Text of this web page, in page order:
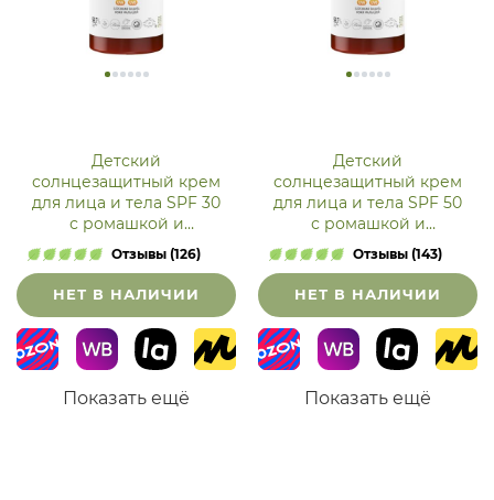
Детский
солнцезащитный крем
для лица и тела SPF 30
с ромашкой и
календулой
Отзывы (126)
НЕТ В НАЛИЧИИ
Показать ещё
Детский
солнцезащитный крем
для лица и тела SPF 50
с ромашкой и
календулой
Отзывы (143)
НЕТ В НАЛИЧИИ
Показать ещё